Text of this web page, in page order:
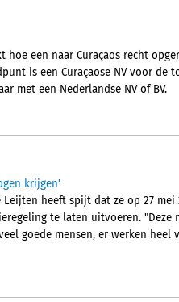
een naar Curaçaos recht
is een Curaçaose NV voor de
met een Nederlandse NV of BV.
krijgen'
heeft spijt dat ze op 27 mei
te laten uitvoeren. "Deze
goede mensen, er werken heel